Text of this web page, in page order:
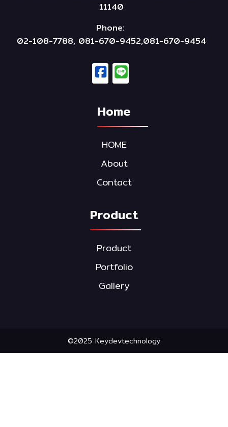
92,000.00 บาท
SALE
85,000.00 บาท
VMOTO CITI-White (2 Batteries) 110,000.00 บาท
11140
Phone:
02-108-7788, 081-670-9452,081-670-9454
Home
HOME
About
Contact
Product
Product
Portfolio
Gallery
©2025 Keydevtechnology